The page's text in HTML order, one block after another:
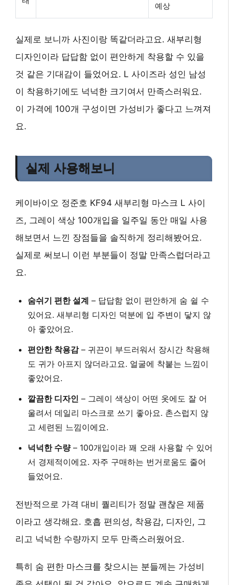
예상
실제로 보니까 사진이랑 똑같더라고요. 새부리형
디자인이라 답답함 없이 편안하게 착용할 수 있을
것 같은 기대감이 들었어요. L 사이즈라 성인 남성
이 착용하기에도 넉넉한 크기여서 만족스러워요.
이 가격에 100개 구성이면 가성비가 좋다고 느껴져
요.
실제 사용해보니
케이바이오 정준호 KF94 새부리형 마스크 L 사이
즈, 그레이 색상 100개입을 일주일 동안 매일 사용
해보면서 느낀 장점들을 솔직하게 정리해봤어요.
실제로 써보니 이런 부분들이 정말 만족스럽더라고
요.
숨쉬기 편한 설계 – 답답함 없이 편안하게 숨 쉴 수
있어요. 새부리형 디자인 덕분에 입 주변이 닿지 않
아 좋았어요.
편안한 착용감– 귀끈이 부드러워서 장시간 착용해
도 귀가 아프지 않더라고요. 얼굴에 착붙는 느낌이
좋았어요.
깔끔한 디자인 – 그레이 색상이 어떤 옷에도 잘 어
울려서 데일리 마스크로 쓰기 좋아요. 촌스럽지 않
고 세련된 느낌이에요.
넉넉한 수량– 100개입이라 꽤 오래 사용할 수 있어
서 경제적이에요. 자주 구매하는 번거로움도 줄어
들었어요.
전반적으로 가격 대비 퀄리티가 정말 괜찮은 제품
이라고 생각해요. 호흡 편의성, 착용감, 디자인, 그
리고 넉넉한 수량까지 모두 만족스러웠어요.
특히 숨 편한 마스크를 찾으시는 분들께는 가성비